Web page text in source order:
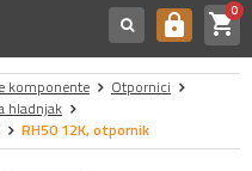
https shopping_cart0
komponente
Otpornici
hladnjak
RH50 12K, otpornik